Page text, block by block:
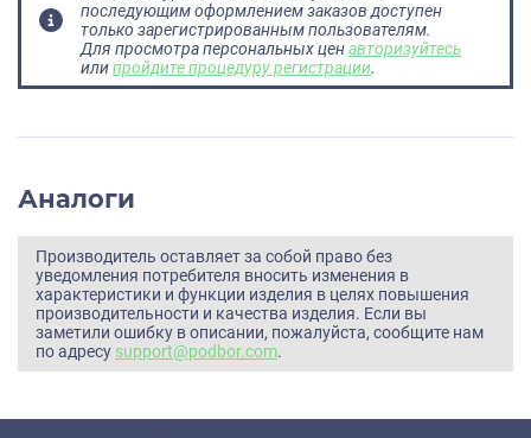
последующим оформлением заказов доступен
только зарегистрированным пользователям.
Для просмотра персональных ценавторизуйтесь
илипройдите процедуру регистрации.
Аналоги
Производитель оставляет за собой право без
уведомления потребителя вносить изменения в
характеристики и функции изделия в целях повышения
производительности и качества изделия. Если вы
заметили ошибку в описании, пожалуйста, сообщите нам
по адресу support@podbor.com.